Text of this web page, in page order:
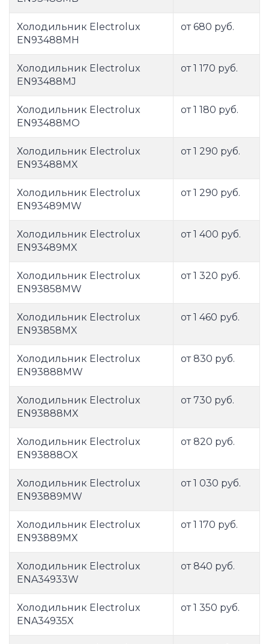
Холодильник Electrolux
EN93488MH
от 680 руб.
Холодильник Electrolux
EN93488MJ
от 1 170 руб.
Холодильник Electrolux
EN93488MO
от 1 180 руб.
Холодильник Electrolux
EN93488MX
от 1 290 руб.
Холодильник Electrolux
EN93489MW
от 1 290 руб.
Холодильник Electrolux
EN93489MX
от 1 400 руб.
Холодильник Electrolux
EN93858MW
от 1 320 руб.
Холодильник Electrolux
EN93858MX
от 1 460 руб.
Холодильник Electrolux
EN93888MW
от 830 руб.
Холодильник Electrolux
EN93888MX
от 730 руб.
Холодильник Electrolux
EN93888OX
от 820 руб.
Холодильник Electrolux
EN93889MW
от 1 030 руб.
Холодильник Electrolux
EN93889MX
от 1 170 руб.
Холодильник Electrolux
ENA34933W
от 840 руб.
Холодильник Electrolux
ENA34935X
от 1 350 руб.